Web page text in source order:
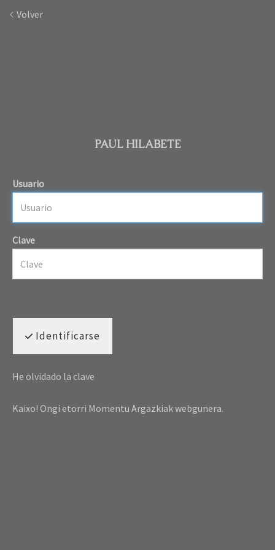
Volver
PAUL HILABETE
Usuario
Clave
Identificarse
He olvidado la clave
Kaixo! Ongi etorri Momentu Argazkiak webgunera.